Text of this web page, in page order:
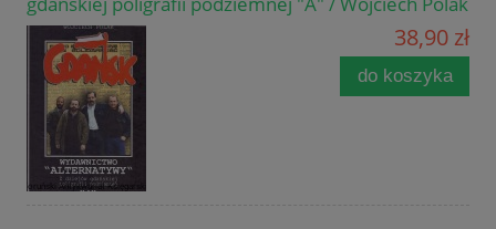
38,90 zł
do koszyka